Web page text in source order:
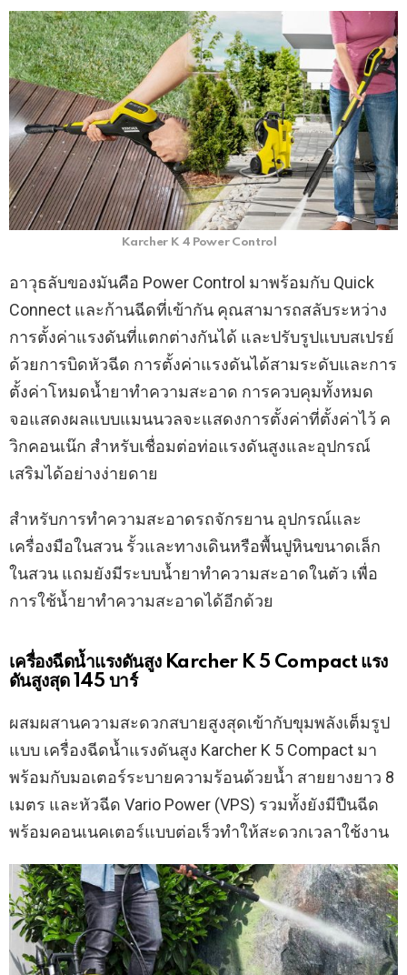
Karcher K 4 Power Control
อาวุธลับของมันคือ Power Control มาพร้อมกับ Quick
Connect และก้านฉีดที่เข้ากัน คุณสามารถสลับระหว่าง
การตั้งค่าแรงดันที่แตกต่างกันได้ และปรับรูปแบบสเปรย์
ด้วยการบิดหัวฉีด การตั้งค่าแรงดันได้สามระดับและการ
ตั้งค่าโหมดน้ำยาทำความสะอาด การควบคุมทั้งหมด
จอแสดงผลแบบแมนนวลจะแสดงการตั้งค่าที่ตั้งค่าไว้ ค
วิกคอนเน๊ก สำหรับเชื่อมต่อท่อแรงดันสูงและอุปกรณ์
เสริมได้อย่างง่ายดาย
สำหรับการทำความสะอาดรถจักรยาน อุปกรณ์และ
เครื่องมือในสวน รั้วและทางเดินหรือพื้นปูหินขนาดเล็ก
ในสวน แถมยังมีระบบน้ำยาทำความสะอาดในตัว เพื่อ
การใช้น้ำยาทำความสะอาดได้อีกด้วย
เครื่องฉีดน้ำแรงดันสูง Karcher K 5 Compact แรง
ดันสูงสุด 145 บาร์
ผสมผสานความสะดวกสบายสูงสุดเข้ากับขุมพลังเต็มรูป
แบบ เครื่องฉีดน้ำแรงดันสูง Karcher K 5 Compact มา
พร้อมกับมอเตอร์ระบายความร้อนด้วยน้ำ สายยางยาว 8
เมตร และหัวฉีด Vario Power (VPS) รวมทั้งยังมีปืนฉีด
พร้อมคอนเนคเตอร์แบบต่อเร็วทำให้สะดวกเวลาใช้งาน